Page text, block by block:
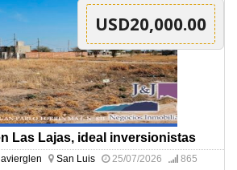
USD20,000.00
Las Lajas, ideal inversionistas
San Luis 25/07/2026
865